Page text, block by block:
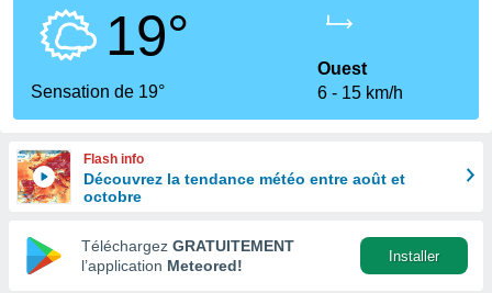
en
19°
Sensation de 19°
Ouest
6
15 km/h
Flash info
Découvrez la tendance météo entre août et
octobre
Téléchargez GRATUITEMENT
l’application Meteored!
Installer